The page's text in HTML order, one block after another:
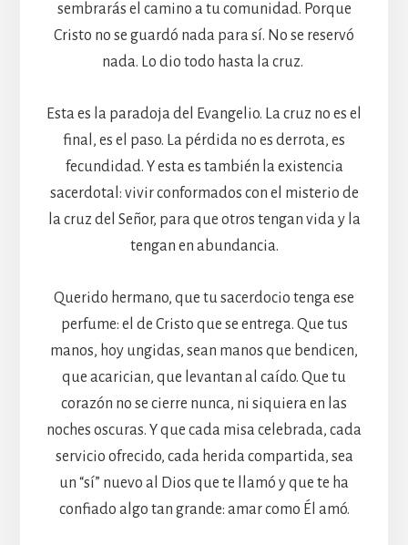
sembrarás el camino a tu comunidad. Porque
Cristo no se guardó nada para sí. No se reservó
nada. Lo dio todo hasta la cruz.
Esta es la paradoja del Evangelio. La cruz no es el
final, es el paso. La pérdida no es derrota, es
fecundidad. Y esta es también la existencia
sacerdotal: vivir conformados con el misterio de
la cruz del Señor, para que otros tengan vida y la
tengan en abundancia.
Querido hermano, que tu sacerdocio tenga ese
perfume: el de Cristo que se entrega. Que tus
manos, hoy ungidas, sean manos que bendicen,
que acarician, que levantan al caído. Que tu
corazón no se cierre nunca, ni siquiera en las
noches oscuras. Y que cada misa celebrada, cada
servicio ofrecido, cada herida compartida, sea
un “sí” nuevo al Dios que te llamó y que te ha
confiado algo tan grande: amar como Él amó.